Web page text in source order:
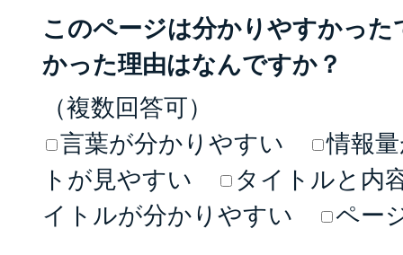
このページは分かりやすかっ
かった理由はなんですか？
（複数回答可）
言葉が分かりやすい
情報
トが見やすい
タイトルと内
イトルが分かりやすい
ペー